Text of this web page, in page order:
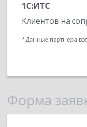
1С:ИТС
Клиентов на
*Данные партнера
Форма